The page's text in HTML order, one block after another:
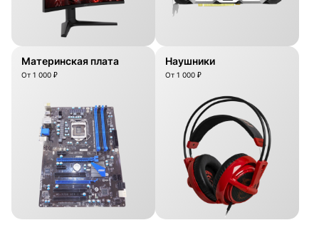
Материнская плата
От 1 000 ₽
Наушники
От 1 000 ₽